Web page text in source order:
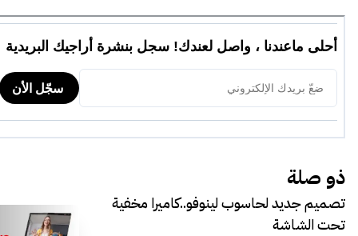
ذو صلة
تصميم جديد لحاسوب لينوفو..كاميرا مخفية
تحت الشاشة